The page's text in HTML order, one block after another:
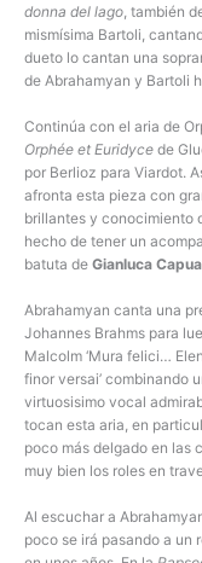
donna del lago , también
mismísima Bartoli,
dueto lo cantan una
de Abrahamyan y Bartoli
Continúa con el aria de
Orphée et Euridyce de
por Berlioz para Viardot.
afronta esta pieza con
brillantes y conocimiento
hecho de tener un
batuta de Gianluca
Abrahamyan canta una
Johannes Brahms para
Malcolm ‘Mura felici…
finor versai’ combinando
virtuosisimo vocal
tocan esta aria, en
poco más delgado en las
muy bien los roles en
Al escuchar a
poco se irá pasando a un